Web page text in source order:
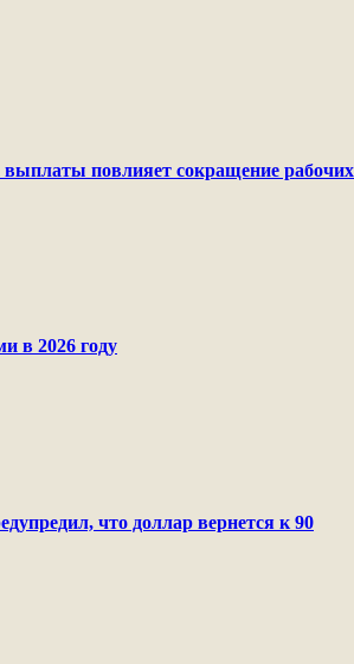
повлияет сокращение
в 2026 году
что доллар вернется к 90